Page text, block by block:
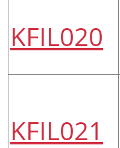
KFIL020
KFIL021